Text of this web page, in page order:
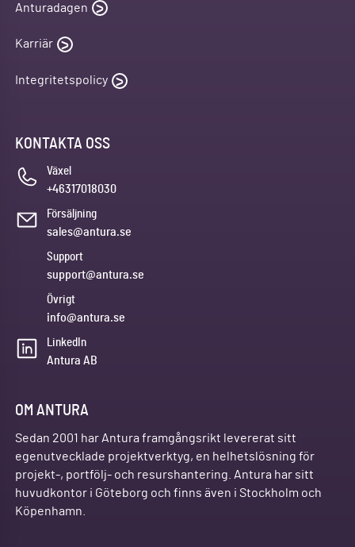
Anturadagen
Karriär
Integritetspolicy
KONTAKTA OSS
Växel
+46317018030
Försäljning
sales@antura.se
Support
support@antura.se
Övrigt
info@antura.se
LinkedIn
Antura AB
OM ANTURA
Sedan 2001 har Antura framgångsrikt levererat sitt
egenutvecklade projektverktyg, en helhetslösning för
projekt-, portfölj- och resurshantering. Antura har sitt
huvudkontor i Göteborg och finns även i Stockholm och
Köpenhamn.